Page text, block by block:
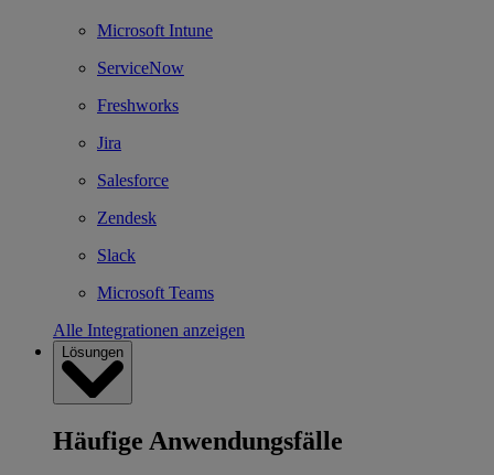
Microsoft Intune
ServiceNow
Freshworks
Jira
Salesforce
Zendesk
Slack
Microsoft Teams
Alle Integrationen anzeigen
Lösungen
Häufige Anwendungsfälle